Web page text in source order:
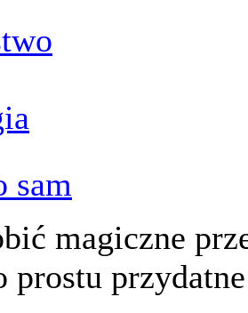
sam
magiczne
prostu